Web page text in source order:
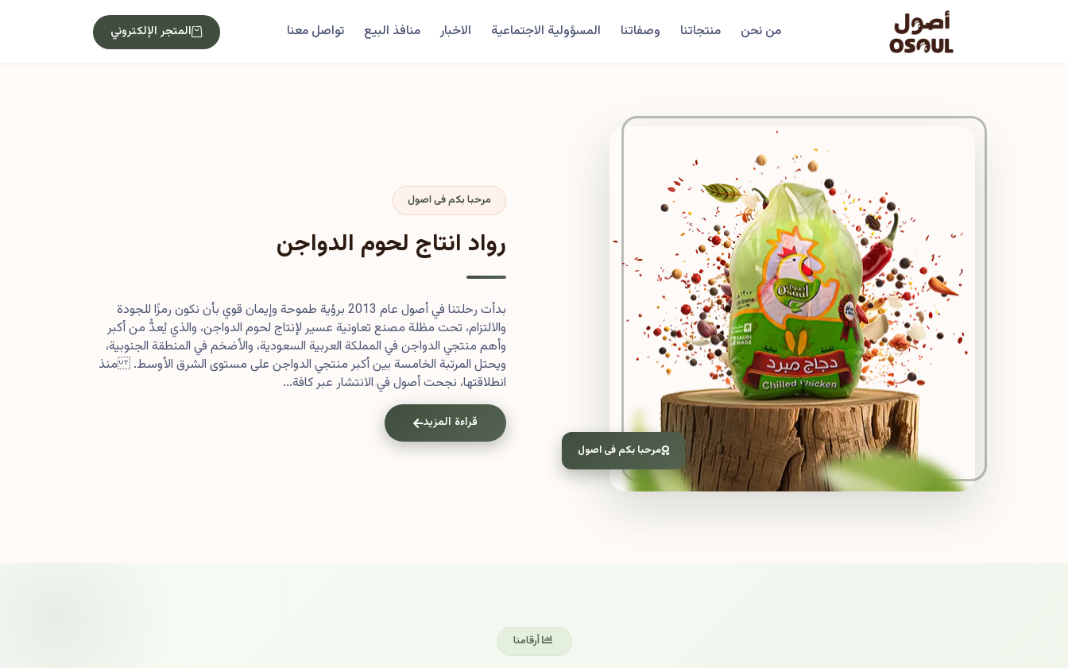
من نحن منتجاتنا وصفاتنا المسؤولية الاجتماعية الاخبار منافذ البيع تواصل معنا المتجر الإلكتروني
مرحبا بكم فى اصول
مرحبا بكم فى اصول
رواد انتاج لحوم الدواجن
بدأت رحلتنا في أصول عام 2013 برؤية طموحة وإيمان قوي بأن نكون رمزًا للجودة
والالتزام، تحت مظلة مصنع تعاونية عسير لإنتاج لحوم الدواجن، والذي يُعدُّ من أكبر
وأهم منتجي الدواجن في المملكة العربية السعودية، والأضخم في المنطقة الجنوبية،
ويحتل المرتبة الخامسة بين أكبر منتجي الدواجن على مستوى الشرق الأوسط. منذ
انطلاقتها، نجحت أصول في الانتشار عبر كافة...
قراءة المزيد
أرقامنا